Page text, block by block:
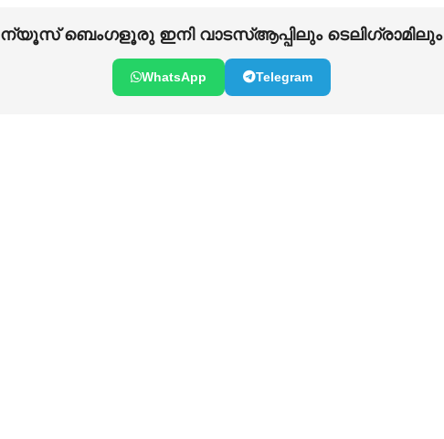
ന്യൂസ് ബെംഗളൂരു ഇനി വാടസ്ആപ്പിലും ടെലിഗ്രാമിലും
WhatsApp Telegram